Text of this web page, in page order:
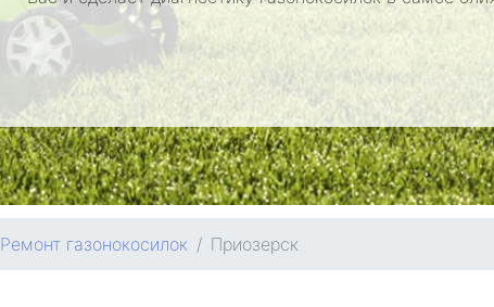
Ремонт газонокосилок Приозерск